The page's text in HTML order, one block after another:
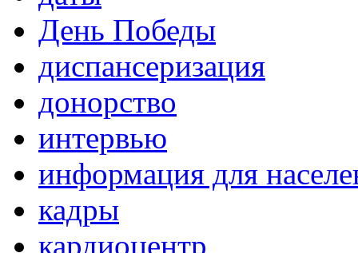
День Победы
диспансеризация
донорство
интервью
информация для
кадры
кардиоцентр